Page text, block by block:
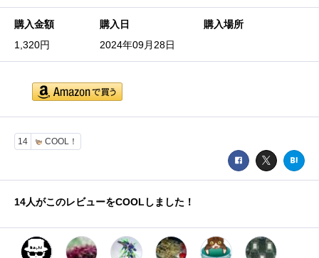
購入金額
1,320円
購入日
2024年09月28日
購入場所
14 COOL！
14人がこのレビューをCOOLしました！